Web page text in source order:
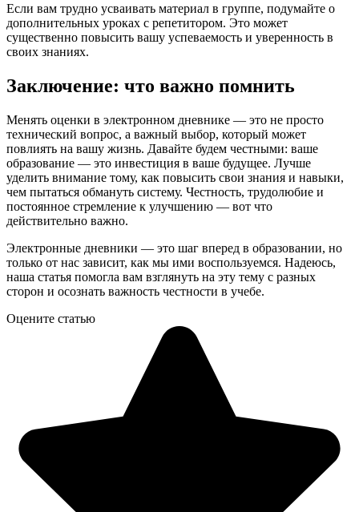
Если вам трудно усваивать материал в группе, подумайте о
дополнительных уроках с репетитором. Это может
существенно повысить вашу успеваемость и уверенность в
своих знаниях.
Заключение: что важно помнить
Менять оценки в электронном дневнике — это не просто
технический вопрос, а важный выбор, который может
повлиять на вашу жизнь. Давайте будем честными: ваше
образование — это инвестиция в ваше будущее. Лучше
уделить внимание тому, как повысить свои знания и навыки,
чем пытаться обмануть систему. Честность, трудолюбие и
постоянное стремление к улучшению — вот что
действительно важно.
Электронные дневники — это шаг вперед в образовании, но
только от нас зависит, как мы ими воспользуемся. Надеюсь,
наша статья помогла вам взглянуть на эту тему с разных
сторон и осознать важность честности в учебе.
Оцените статью